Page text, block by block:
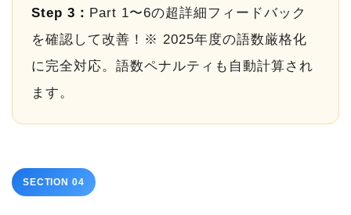
Step 3： Part 1〜6の超詳細フィードバック
を確認して改善！※ 2025年度の語数厳格化
に完全対応。語数ペナルティも自動計算され
ます。
SECTION 04